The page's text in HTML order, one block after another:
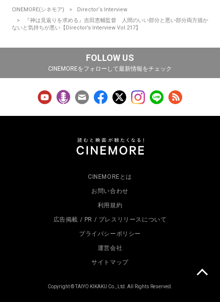
CINEMORE(シネモア)
Director‘s Interview
『神は見返りを求める』吉田恵輔監督 人間のいい部分と悪い部分両方描か
ないと気持ちが悪い【Director’s Interview Vol.217】
FOLLOW US
CINEMOREをフォローして最新情報をチェック
CINEMOREとは
お問い合わせ
利用規約
広告掲載 / PR / プレスリリースについて
プライバシーポリシー
運営会社
サイトマップ
Copyright © TAIYO KIKAKU Co., Ltd. All Rights Reserved.